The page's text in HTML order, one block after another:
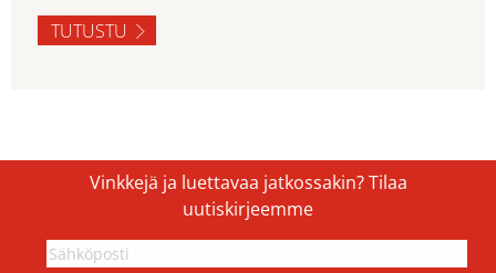
TUTUSTU
Vinkkejä ja luettavaa jatkossakin? Tilaa
uutiskirjeemme